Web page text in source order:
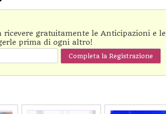
gratuitamente le Anticipazioni e le
prima di ogni altro!